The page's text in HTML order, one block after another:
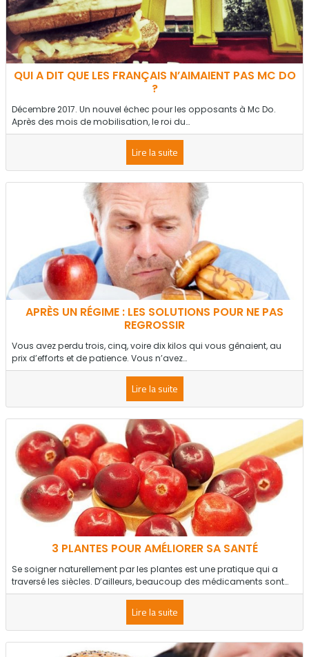
QUI A DIT QUE LES FRANÇAIS N’AIMAIENT PAS MC DO
?
Décembre 2017. Un nouvel échec pour les opposants à Mc Do.
Après des mois de mobilisation, le roi du…
Lire la suite
APRÈS UN RÉGIME : LES SOLUTIONS POUR NE PAS
REGROSSIR
Vous avez perdu trois, cinq, voire dix kilos qui vous gênaient, au
prix d’efforts et de patience. Vous n’avez…
Lire la suite
3 PLANTES POUR AMÉLIORER SA SANTÉ
Se soigner naturellement par les plantes est une pratique qui a
traversé les siècles. D’ailleurs, beaucoup des médicaments sont…
Lire la suite